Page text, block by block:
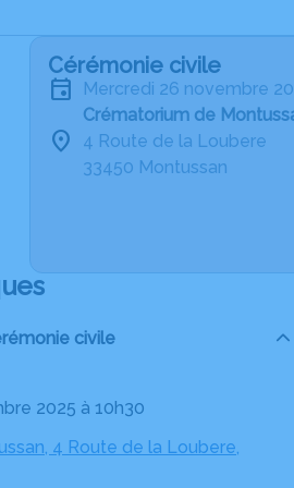
Cérémonie civile
mercredi 26 novembre
Crématorium de
4 Route de la Loubere
33450 Montussan
civile
2025 à 10h30
4 Route de la Loubere,